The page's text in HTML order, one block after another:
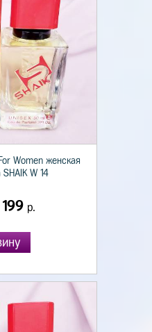
Women женская
W 14
199 р.